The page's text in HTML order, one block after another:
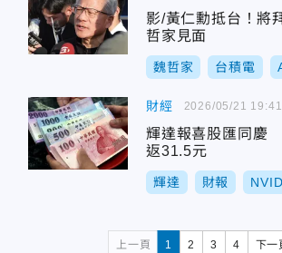
影/黃仁勳抵台！將
哲家見面
魏哲家 台積電
財經
輝達報喜股匯同慶
返31.5元
輝達 財報
2026/05/21 19:41
上一頁 1 2 3 4 下一